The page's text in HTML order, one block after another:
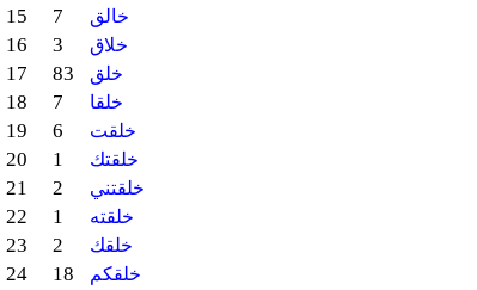
15 7 خالق
16 3 خلاق
17 83 خلق
18 7 خلقا
19 6 خلقت
20 1 خلقتك
21 2 خلقتني
22 1 خلقته
23 2 خلقك
24 18 خلقكم